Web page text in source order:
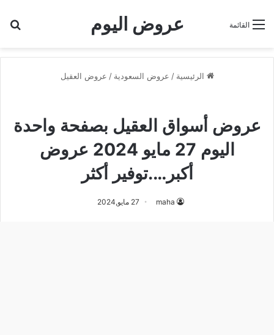
عروض اليوم القائمة
الرئيسية / عروض السعودية / عروض العقيل
عروض أسواق العقيل بصفحة واحدة
اليوم 27 مايو 2024 عروض
أكبر….توفير أكثر
maha 27 مايو,2024